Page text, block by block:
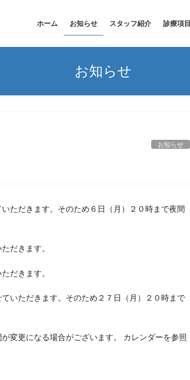
ホーム お知らせ スタッフ紹介 診療項目
お知らせ
お知らせ
ただきます。そのため６日（月）２０時まで夜間
だきます。
だきます。
いただきます。そのため２７日（月）２０時まで
変更になる場合がございます。 カレンダーを参照